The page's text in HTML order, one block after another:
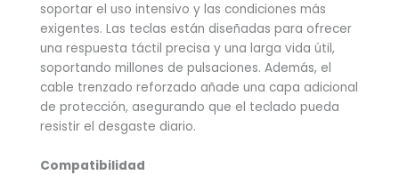
soportar el uso intensivo y las condiciones más
exigentes. Las teclas están diseñadas para ofrecer
una respuesta táctil precisa y una larga vida útil,
soportando millones de pulsaciones. Además, el
cable trenzado reforzado añade una capa adicional
de protección, asegurando que el teclado pueda
resistir el desgaste diario.
Compatibilidad